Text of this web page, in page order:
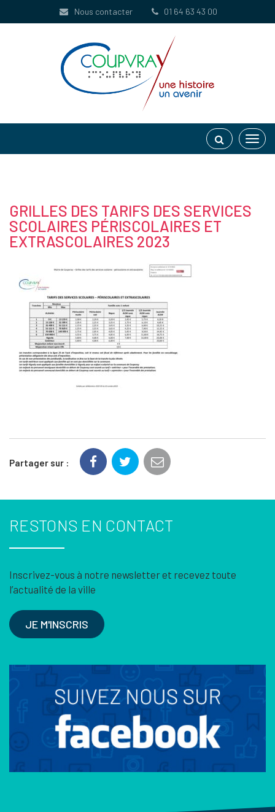
Nous contacter 01 64 63 43 00
GRILLES DES TARIFS DES SERVICES
SCOLAIRES PÉRISCOLAIRES ET
EXTRASCOLAIRES 2023
Partager sur :
RESTONS EN CONTACT
Inscrivez-vous à notre newsletter et recevez toute
l’actualité de la ville
JE M'INSCRIS